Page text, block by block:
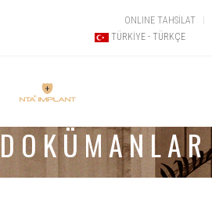
ONLINE TAHSİLAT
TÜRKIYE - TÜRKÇE
DOKÜMANLAR